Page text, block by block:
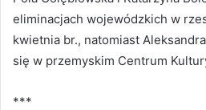
eliminacjach wojewódzkich w
kwietnia br., natomiast
się w przemyskim Centrum
***